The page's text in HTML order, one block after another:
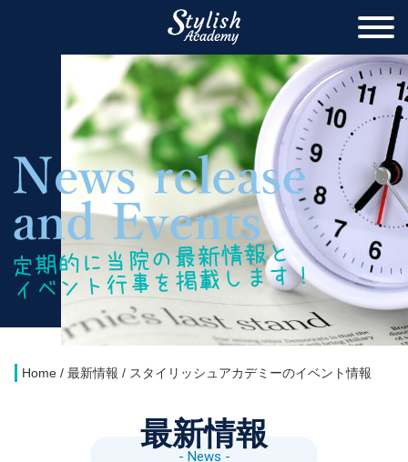
Home / 最新情報 / スタイリッシュアカデミーのイベント情報
最新情報
- News -